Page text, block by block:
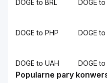
DOGE to BRL DOGE
DOGE to PHP DOGE to
DOGE to UAH DOGE to
Popularne pary